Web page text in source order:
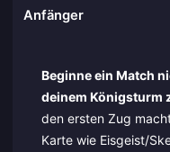
Anfänger
Beginne ein Match
deinem Königsturm
den ersten Zug
Karte wie Eisgeist/